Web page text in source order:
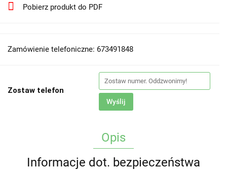
Pobierz produkt do PDF
Zamówienie telefoniczne: 673491848
Zostaw telefon
Wyślij
Opis
Informacje dot. bezpieczeństwa